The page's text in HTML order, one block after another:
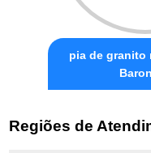
pia de granito
Regiões de